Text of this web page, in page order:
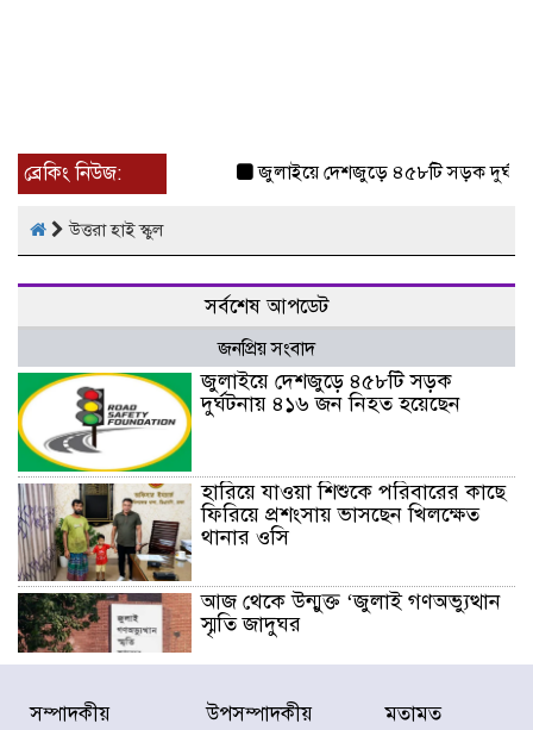
ব্রেকিং নিউজ: জুলাইয়ে দেশজুড়ে ৪৫৮টি সড়ক
উত্তরা হাই স্কুল
সর্বশেষ আপডেট
জনপ্রিয় সংবাদ
জুলাইয়ে দেশজুড়ে ৪৫৮টি সড়ক
দুর্ঘটনায় ৪১৬ জন নিহত হয়েছেন
হারিয়ে যাওয়া শিশুকে পরিবারের কাছে
ফিরিয়ে প্রশংসায় ভাসছেন খিলক্ষেত
থানার ওসি
আজ থেকে উন্মুক্ত ‘জুলাই গণঅভ্যুত্থান
স্মৃতি জাদুঘর
রাজধানীর উত্তরা আঞ্চলিক পাসপোর্ট
সম্পাদকীয় উপসম্পাদকীয় মতামত